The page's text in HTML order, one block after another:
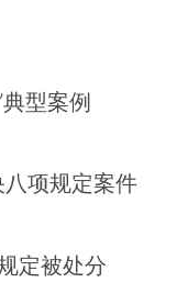
型案例
项规定案件
定被处分